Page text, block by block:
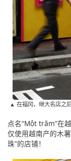
▲ 在福冈，继大名店之
点名“Một trăm”在
仅使用越南产的木
珠”的店铺！